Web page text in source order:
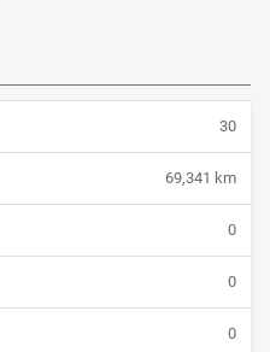
30
69,341 km
0
0
0